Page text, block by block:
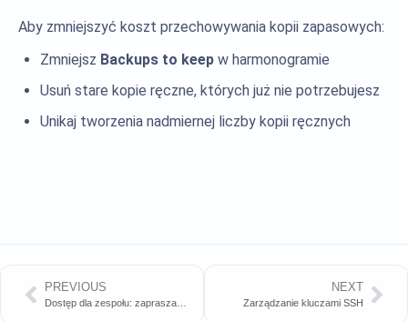
Aby zmniejszyć koszt przechowywania kopii zapasowych:
Zmniejsz Backups to keep w harmonogramie
Usuń stare kopie ręczne, których już nie potrzebujesz
Unikaj tworzenia nadmiernej liczby kopii ręcznych
PREVIOUS
Dostęp dla zespołu: zapraszanie członków i konfigurowanie uprawnień
NEXT
Zarządzanie kluczami SSH